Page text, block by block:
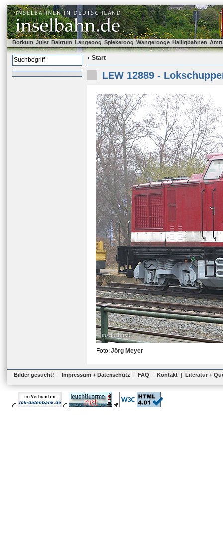
Borkum Juist Baltrum Langeoog Spiekeroog Wangerooge Halligbahnen
Start
LEW 12889 -
Foto: Jörg Meyer
Bilder gesucht! | Impressum + Datenschutz | FAQ | Kontakt | Literatur +